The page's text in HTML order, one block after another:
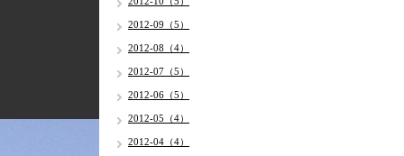
2012-09（5）
2012-08（4）
2012-07（5）
2012-06（5）
2012-05（4）
2012-04（4）